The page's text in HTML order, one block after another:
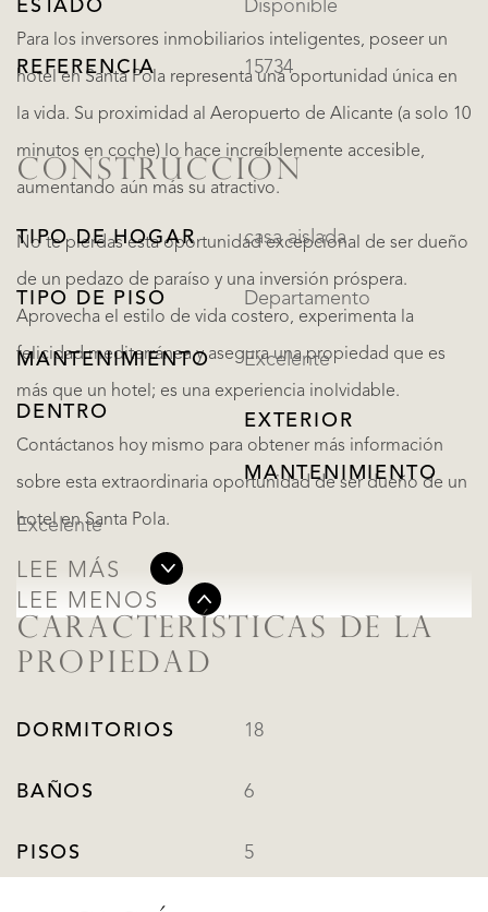
Para los inversores inmobiliarios inteligentes, poseer un
hotel en Santa Pola representa una oportunidad única en
la vida. Su proximidad al Aeropuerto de Alicante (a solo 10
minutos en coche) lo hace increíblemente accesible,
aumentando aún más su atractivo.
No te pierdas esta oportunidad excepcional de ser dueño
de un pedazo de paraíso y una inversión próspera.
Aprovecha el estilo de vida costero, experimenta la
felicidad mediterránea y asegura una propiedad que es
más que un hotel; es una experiencia inolvidable.
Contáctanos hoy mismo para obtener más información
sobre esta extraordinaria oportunidad de ser dueño de un
hotel en Santa Pola.
LEE MÁS
LEE MENOS
ESTADO Disponible
REFERENCIA 15734
CONSTRUCCIÓN
TIPO DE HOGAR casa aislada
TIPO DE PISO Departamento
MANTENIMIENTO
DENTRO
Excelente
EXTERIOR
MANTENIMIENTO
Excelente
CARACTERÍSTICAS DE LA
PROPIEDAD
DORMITORIOS 18
BAÑOS 6
PISOS 5